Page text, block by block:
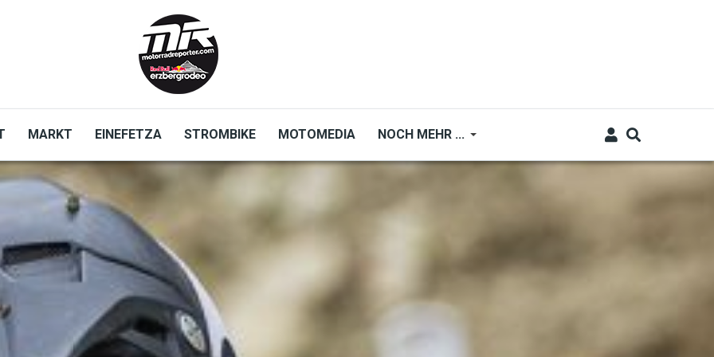
MARKT EINEFETZA STROMBIKE MOTOMEDIA NOCH MEHR ...